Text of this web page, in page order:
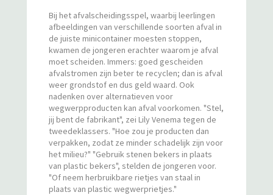
Bij het afvalscheidingsspel, waarbij leerlingen
afbeeldingen van verschillende soorten afval in
de juiste minicontainer moesten stoppen,
kwamen de jongeren erachter waarom je afval
moet scheiden. Immers: goed gescheiden
afvalstromen zijn beter te recyclen; dan is afval
weer grondstof en dus geld waard. Ook
nadenken over alternatieven voor
wegwerpproducten kan afval voorkomen. "Stel,
jij bent de fabrikant", zei Lily Venema tegen de
tweedeklassers. "Hoe zou je producten dan
verpakken, zodat ze minder schadelijk zijn voor
het milieu?" "Gebruik stenen bekers in plaats
van plastic bekers", stelden de jongeren voor.
"Of neem herbruikbare rietjes van staal in
plaats van plastic wegwerprietjes."